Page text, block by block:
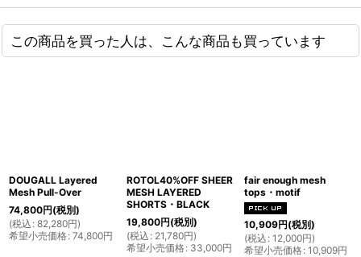
この商品を買った人は、こんな商品も買っています
DOUGALL Layered
Mesh Pull-Over
74,800円(税別)
(税込 : 82,280円)
希望小売価格: 74,800円
ROTOL40%OFF SHEER
MESH LAYERED
SHORTS・BLACK
19,800円(税別)
(税込 : 21,780円)
希望小売価格: 33,000円
fair enough mesh
tops・motif
10,909円(税別)
(税込 : 12,000円)
希望小売価格: 10,909円